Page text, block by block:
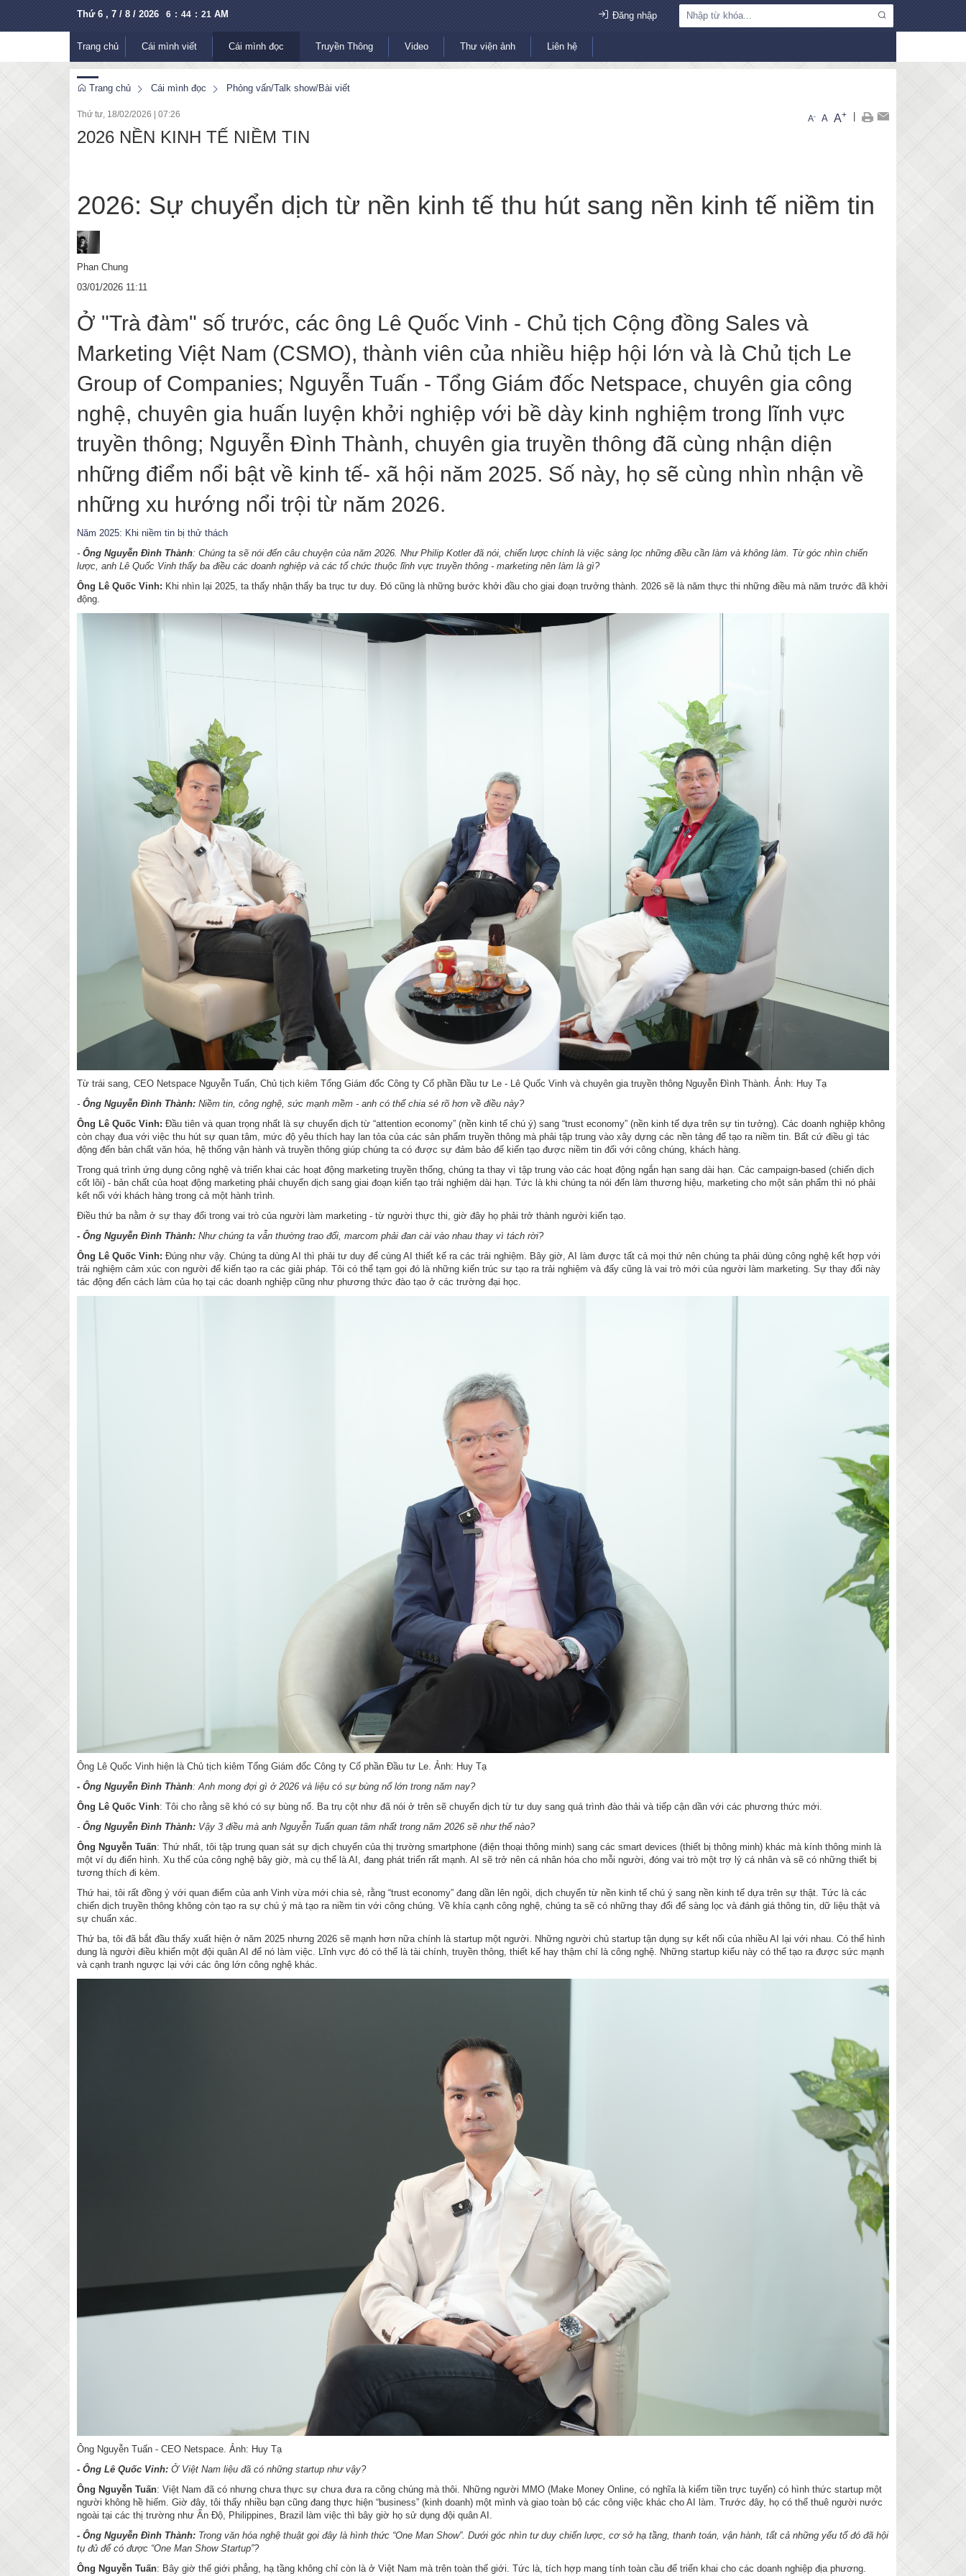
Thứ 6 , 7 / 8 / 2026 6 : 44 : 24 AM Đăng nhập
Trang chủ Cái mình viết Cái mình đọc Truyền Thông Video Thư viện ảnh Liên hệ
Trang chủ Cái mình đọc Phỏng vấn/Talk show/Bài viết
Thứ tư, 18/02/2026 07:26 A- A A+
2026 NỀN KINH TẾ NIỀM TIN
2026: Sự chuyển dịch từ nền kinh tế thu hút sang nền kinh tế niềm tin
Phan Chung
03/01/2026 11:11
Ở "Trà đàm" số trước, các ông Lê Quốc Vinh - Chủ tịch Cộng đồng Sales và
Marketing Việt Nam (CSMO), thành viên của nhiều hiệp hội lớn và là Chủ tịch Le
Group of Companies; Nguyễn Tuấn - Tổng Giám đốc Netspace, chuyên gia công
nghệ, chuyên gia huấn luyện khởi nghiệp với bề dày kinh nghiệm trong lĩnh vực
truyền thông; Nguyễn Đình Thành, chuyên gia truyền thông đã cùng nhận diện
những điểm nổi bật về kinh tế- xã hội năm 2025. Số này, họ sẽ cùng nhìn nhận về
những xu hướng nổi trội từ năm 2026.
Năm 2025: Khi niềm tin bị thử thách
- Ông Nguyễn Đình Thành: Chúng ta sẽ nói đến câu chuyện của năm 2026. Như Philip Kotler đã nói, chiến lược chính là việc sàng lọc những điều cần làm và không làm. Từ góc nhìn chiến
lược, anh Lê Quốc Vinh thấy ba điều các doanh nghiệp và các tổ chức thuộc lĩnh vực truyền thông - marketing nên làm là gì?
Ông Lê Quốc Vinh: Khi nhìn lại 2025, ta thấy nhận thấy ba trục tư duy. Đó cũng là những bước khởi đầu cho giai đoạn trưởng thành. 2026 sẽ là năm thực thi những điều mà năm trước đã khởi
động.
Từ trái sang, CEO Netspace Nguyễn Tuấn, Chủ tịch kiêm Tổng Giám đốc Công ty Cổ phần Đầu tư Le - Lê Quốc Vinh và chuyên gia truyền thông Nguyễn Đình Thành. Ảnh: Huy Tạ
- Ông Nguyễn Đình Thành: Niềm tin, công nghệ, sức mạnh mềm - anh có thể chia sẻ rõ hơn về điều này?
Ông Lê Quốc Vinh: Đầu tiên và quan trọng nhất là sự chuyển dịch từ “attention economy” (nền kinh tế chú ý) sang “trust economy” (nền kinh tế dựa trên sự tin tưởng). Các doanh nghiệp không
còn chạy đua với việc thu hút sự quan tâm, mức độ yêu thích hay lan tỏa của các sản phẩm truyền thông mà phải tập trung vào xây dựng các nền tảng để tạo ra niềm tin. Bất cứ điều gì tác
động đến bản chất văn hóa, hệ thống vận hành và truyền thông giúp chúng ta có được sự đảm bảo để kiến tạo được niềm tin đối với công chúng, khách hàng.
Trong quá trình ứng dụng công nghệ và triển khai các hoạt động marketing truyền thống, chúng ta thay vì tập trung vào các hoạt động ngắn hạn sang dài hạn. Các campaign-based (chiến dịch
cốt lõi) - bản chất của hoạt động marketing phải chuyển dịch sang giai đoạn kiến tạo trải nghiệm dài hạn. Tức là khi chúng ta nói đến làm thương hiệu, marketing cho một sản phẩm thì nó phải
kết nối với khách hàng trong cả một hành trình.
Điều thứ ba nằm ở sự thay đổi trong vai trò của người làm marketing - từ người thực thi, giờ đây họ phải trở thành người kiến tạo.
- Ông Nguyễn Đình Thành: Như chúng ta vẫn thường trao đổi, marcom phải đan cài vào nhau thay vì tách rời?
Ông Lê Quốc Vinh: Đúng như vậy. Chúng ta dùng AI thì phải tư duy để cùng AI thiết kế ra các trải nghiệm. Bây giờ, AI làm được tất cả mọi thứ nên chúng ta phải dùng công nghệ kết hợp với
trải nghiệm cảm xúc con người để kiến tạo ra các giải pháp. Tôi có thể tạm gọi đó là những kiến trúc sư tạo ra trải nghiệm và đấy cũng là vai trò mới của người làm marketing. Sự thay đổi này
tác động đến cách làm của họ tại các doanh nghiệp cũng như phương thức đào tạo ở các trường đại học.
Ông Lê Quốc Vinh hiện là Chủ tịch kiêm Tổng Giám đốc Công ty Cổ phần Đầu tư Le. Ảnh: Huy Tạ
- Ông Nguyễn Đình Thành: Anh mong đợi gì ở 2026 và liệu có sự bùng nổ lớn trong năm nay?
Ông Lê Quốc Vinh: Tôi cho rằng sẽ khó có sự bùng nổ. Ba trụ cột như đã nói ở trên sẽ chuyển dịch từ tư duy sang quá trình đào thải và tiếp cận dần với các phương thức mới.
- Ông Nguyễn Đình Thành: Vậy 3 điều mà anh Nguyễn Tuấn quan tâm nhất trong năm 2026 sẽ như thế nào?
Ông Nguyễn Tuấn: Thứ nhất, tôi tập trung quan sát sự dịch chuyển của thị trường smartphone (điện thoại thông minh) sang các smart devices (thiết bị thông minh) khác mà kính thông minh là
một ví dụ điển hình. Xu thế của công nghệ bây giờ, mà cụ thể là AI, đang phát triển rất mạnh. AI sẽ trở nên cá nhân hóa cho mỗi người, đóng vai trò một trợ lý cá nhân và sẽ có những thiết bị
tương thích đi kèm.
Thứ hai, tôi rất đồng ý với quan điểm của anh Vinh vừa mới chia sẻ, rằng “trust economy” đang dần lên ngôi, dịch chuyển từ nền kinh tế chú ý sang nền kinh tế dựa trên sự thật. Tức là các
chiến dịch truyền thông không còn tạo ra sự chú ý mà tạo ra niềm tin với công chúng. Về khía cạnh công nghệ, chúng ta sẽ có những thay đổi để sàng lọc và đánh giá thông tin, dữ liệu thật và
sự chuẩn xác.
Thứ ba, tôi đã bắt đầu thấy xuất hiện ở năm 2025 nhưng 2026 sẽ mạnh hơn nữa chính là startup một người. Những người chủ startup tận dụng sự kết nối của nhiều AI lại với nhau. Có thể hình
dung là người điều khiển một đội quân AI để nó làm việc. Lĩnh vực đó có thể là tài chính, truyền thông, thiết kế hay thậm chí là công nghệ. Những startup kiểu này có thể tạo ra được sức mạnh
và cạnh tranh ngược lại với các ông lớn công nghệ khác.
Ông Nguyễn Tuấn - CEO Netspace. Ảnh: Huy Tạ
- Ông Lê Quốc Vinh: Ở Việt Nam liệu đã có những startup như vậy?
Ông Nguyễn Tuấn: Việt Nam đã có nhưng chưa thực sự chưa đưa ra công chúng mà thôi. Những người MMO (Make Money Online, có nghĩa là kiếm tiền trực tuyến) có hình thức startup một
người không hề hiếm. Giờ đây, tôi thấy nhiều bạn cũng đang thực hiện “business” (kinh doanh) một mình và giao toàn bộ các công việc khác cho AI làm. Trước đây, họ có thể thuê người nước
ngoài tại các thị trường như Ấn Độ, Philippines, Brazil làm việc thì bây giờ họ sử dụng đội quân AI.
- Ông Nguyễn Đình Thành: Trong văn hóa nghệ thuật gọi đây là hình thức “One Man Show”. Dưới góc nhìn tư duy chiến lược, cơ sở hạ tầng, thanh toán, vận hành, tất cả những yếu tố đó đã hội
tụ đủ để có được “One Man Show Startup”?
Ông Nguyễn Tuấn: Bây giờ thế giới phẳng, hạ tầng không chỉ còn là ở Việt Nam mà trên toàn thế giới. Tức là, tích hợp mang tính toàn cầu để triển khai cho các doanh nghiệp địa phương.